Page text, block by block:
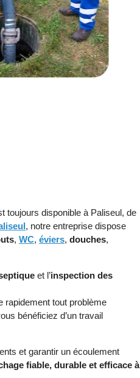
toujours disponible à Paliseul, de
, notre entreprise dispose
, WC, éviers, douches,
et l’inspection des
rapidement tout problème
bénéficiez d’un travail
et garantir un écoulement
fiable, durable et efficace à